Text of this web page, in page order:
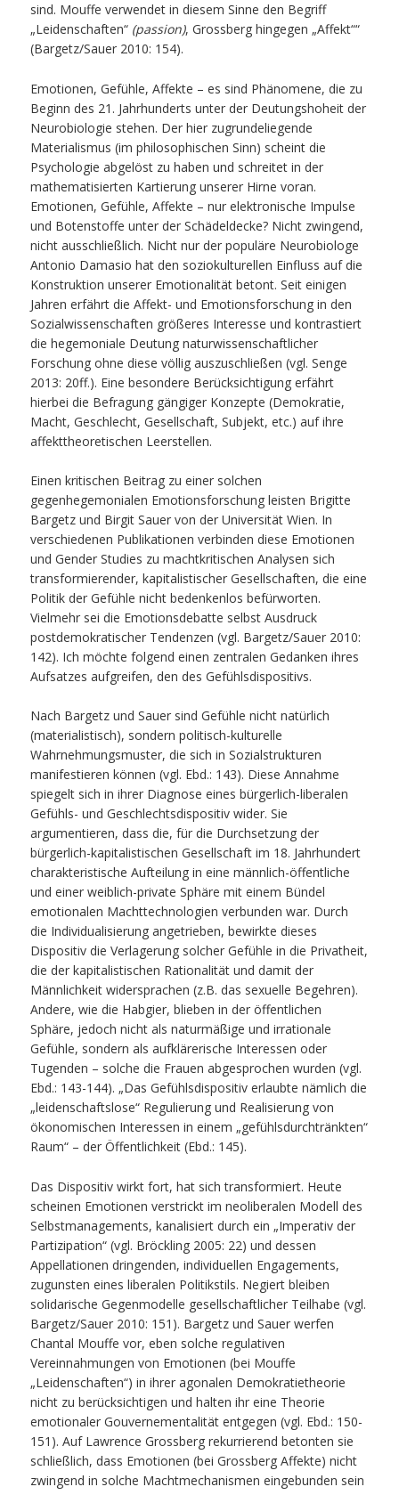
sind. Mouffe verwendet in diesem Sinne den Begriff
„Leidenschaften“ (passion), Grossberg hingegen „Affekt““
(Bargetz/Sauer 2010: 154).
Emotionen, Gefühle, Affekte – es sind Phänomene, die zu
Beginn des 21. Jahrhunderts unter der Deutungshoheit der
Neurobiologie stehen. Der hier zugrundeliegende
Materialismus (im philosophischen Sinn) scheint die
Psychologie abgelöst zu haben und schreitet in der
mathematisierten Kartierung unserer Hirne voran.
Emotionen, Gefühle, Affekte – nur elektronische Impulse
und Botenstoffe unter der Schädeldecke? Nicht zwingend,
nicht ausschließlich. Nicht nur der populäre Neurobiologe
Antonio Damasio hat den soziokulturellen Einfluss auf die
Konstruktion unserer Emotionalität betont. Seit einigen
Jahren erfährt die Affekt- und Emotionsforschung in den
Sozialwissenschaften größeres Interesse und kontrastiert
die hegemoniale Deutung naturwissenschaftlicher
Forschung ohne diese völlig auszuschließen (vgl. Senge
2013: 20ff.). Eine besondere Berücksichtigung erfährt
hierbei die Befragung gängiger Konzepte (Demokratie,
Macht, Geschlecht, Gesellschaft, Subjekt, etc.) auf ihre
affekttheoretischen Leerstellen.
Einen kritischen Beitrag zu einer solchen
gegenhegemonialen Emotionsforschung leisten Brigitte
Bargetz und Birgit Sauer von der Universität Wien. In
verschiedenen Publikationen verbinden diese Emotionen
und Gender Studies zu machtkritischen Analysen sich
transformierender, kapitalistischer Gesellschaften, die eine
Politik der Gefühle nicht bedenkenlos befürworten.
Vielmehr sei die Emotionsdebatte selbst Ausdruck
postdemokratischer Tendenzen (vgl. Bargetz/Sauer 2010:
142). Ich möchte folgend einen zentralen Gedanken ihres
Aufsatzes aufgreifen, den des Gefühlsdispositivs.
Nach Bargetz und Sauer sind Gefühle nicht natürlich
(materialistisch), sondern politisch-kulturelle
Wahrnehmungsmuster, die sich in Sozialstrukturen
manifestieren können (vgl. Ebd.: 143). Diese Annahme
spiegelt sich in ihrer Diagnose eines bürgerlich-liberalen
Gefühls- und Geschlechtsdispositiv wider. Sie
argumentieren, dass die, für die Durchsetzung der
bürgerlich-kapitalistischen Gesellschaft im 18. Jahrhundert
charakteristische Aufteilung in eine männlich-öffentliche
und einer weiblich-private Sphäre mit einem Bündel
emotionalen Machttechnologien verbunden war. Durch
die Individualisierung angetrieben, bewirkte dieses
Dispositiv die Verlagerung solcher Gefühle in die Privatheit,
die der kapitalistischen Rationalität und damit der
Männlichkeit widersprachen (z.B. das sexuelle Begehren).
Andere, wie die Habgier, blieben in der öffentlichen
Sphäre, jedoch nicht als naturmäßige und irrationale
Gefühle, sondern als aufklärerische Interessen oder
Tugenden – solche die Frauen abgesprochen wurden (vgl.
Ebd.: 143-144). „Das Gefühlsdispositiv erlaubte nämlich die
„leidenschaftslose“ Regulierung und Realisierung von
ökonomischen Interessen in einem „gefühlsdurchtränkten“
Raum“ – der Öffentlichkeit (Ebd.: 145).
Das Dispositiv wirkt fort, hat sich transformiert. Heute
scheinen Emotionen verstrickt im neoliberalen Modell des
Selbstmanagements, kanalisiert durch ein „Imperativ der
Partizipation“ (vgl. Bröckling 2005: 22) und dessen
Appellationen dringenden, individuellen Engagements,
zugunsten eines liberalen Politikstils. Negiert bleiben
solidarische Gegenmodelle gesellschaftlicher Teilhabe (vgl.
Bargetz/Sauer 2010: 151). Bargetz und Sauer werfen
Chantal Mouffe vor, eben solche regulativen
Vereinnahmungen von Emotionen (bei Mouffe
„Leidenschaften“) in ihrer agonalen Demokratietheorie
nicht zu berücksichtigen und halten ihr eine Theorie
emotionaler Gouvernementalität entgegen (vgl. Ebd.: 150-
151). Auf Lawrence Grossberg rekurrierend betonten sie
schließlich, dass Emotionen (bei Grossberg Affekte) nicht
zwingend in solche Machtmechanismen eingebunden sein